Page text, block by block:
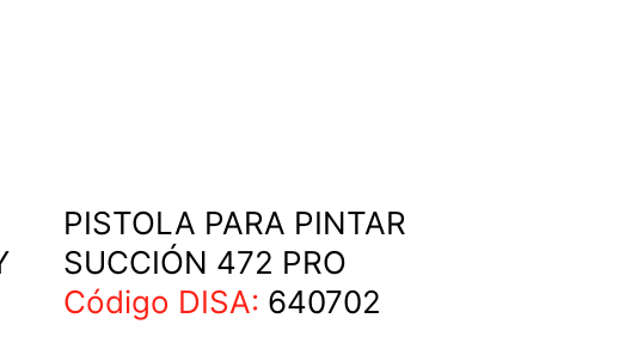
PISTOLA PARA PINTAR
SUCCIÓN 472 PRO
Código DISA: 640702